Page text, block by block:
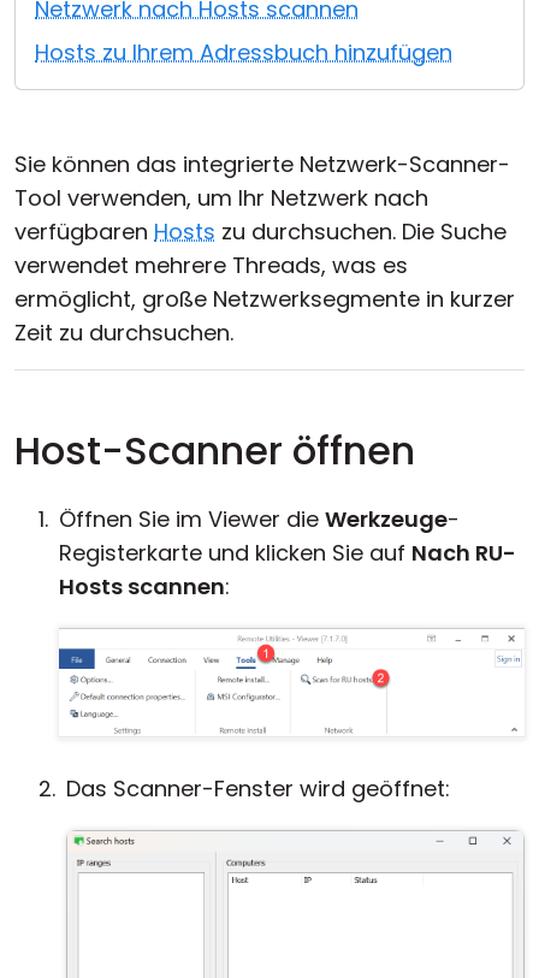
Netzwerk nach Hosts scannen
Hosts zu Ihrem Adressbuch hinzufügen
Sie können das integrierte Netzwerk-Scanner-
Tool verwenden, um Ihr Netzwerk nach
verfügbaren Hosts zu durchsuchen. Die Suche
verwendet mehrere Threads, was es
ermöglicht, große Netzwerksegmente in kurzer
Zeit zu durchsuchen.
Host-Scanner öffnen
Öffnen Sie im Viewer die Werkzeuge-
Registerkarte und klicken Sie auf Nach RU-
Hosts scannen:
Das Scanner-Fenster wird geöffnet: